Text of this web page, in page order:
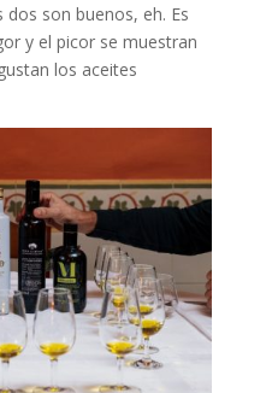
son buenos, eh. Es
y el picor se muestran
los aceites